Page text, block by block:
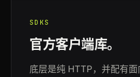
SDKS
官方客户端库。
底层是纯 HTTP，并配有面